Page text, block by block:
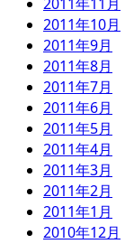
2011年10月
2011年9月
2011年8月
2011年7月
2011年6月
2011年5月
2011年4月
2011年3月
2011年2月
2011年1月
2010年12月